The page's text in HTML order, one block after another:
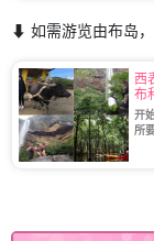
⬇︎ 如需游览由布岛，
西
布
加
开
所